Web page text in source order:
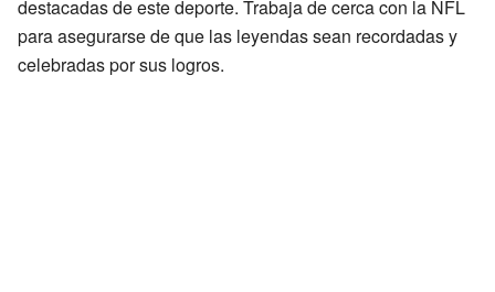
destacadas de este deporte. Trabaja de cerca con la NFL
para asegurarse de que las leyendas sean recordadas y
celebradas por sus logros.